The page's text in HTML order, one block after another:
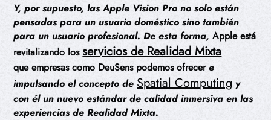
Y, por supuesto, las Apple Vision Pro no solo están
pensadas para un usuario doméstico sino también
para un usuario profesional. De esta forma,Apple está
revitalizando losservicios de Realidad Mixta
que empresas como DeuSens podemos ofrecere
impulsando el concepto de Spatial Computing y
con él un nuevo estándar de calidad inmersiva en las
experiencias de Realidad Mixta.